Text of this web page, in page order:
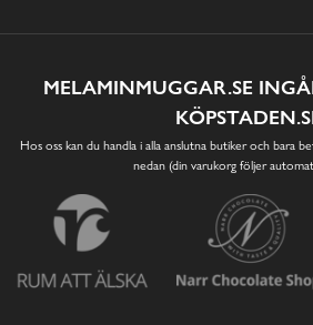
MELAMINMUGGAR.SE
Hos oss kan du handla i alla anslutna butiker och bara
nedan (din varukorg följer